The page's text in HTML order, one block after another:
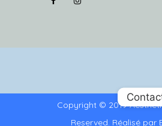
Copyright © 2019
Reserved. Réalisé par